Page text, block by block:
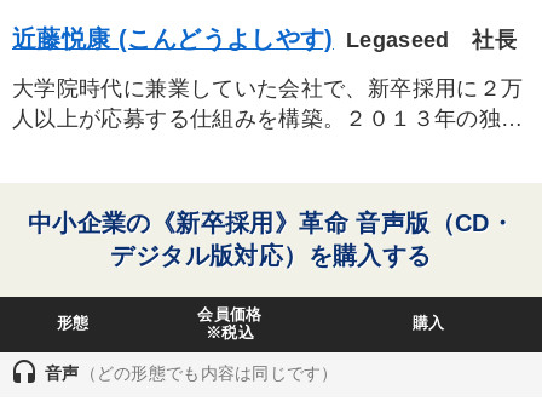
ドラッカー ベンチャー イノベーション
※「更新」を押すと「タグ・キーワード」を更新いただけます。
近藤悦康 (こんどうよしやす)
Legaseed 社長
大学院時代に兼業していた会社で、新卒採用に２万
人以上が応募する仕組みを構築。２０１３年の独立
人。
中小企業の《新卒採用》革命 音声版（CD・
デジタル版対応）を購入する
形態
会員価格
※税込
購入
headset 音声 （どの形態でも内容は同じです）